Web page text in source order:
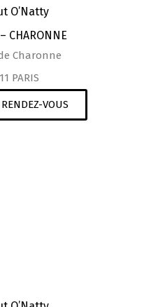
O’Natty
CHARONNE
Charonne
PARIS
VOUS